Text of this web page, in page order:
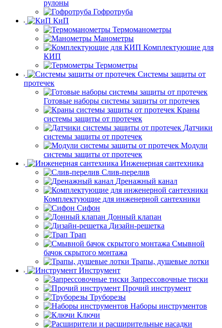
рулоны
Гофротруба
КиП
Термоманометры
Манометры
Комплектующие для
КИП
Термометры
Системы защиты от
протечек
Готовые наборы системы защиты от протечек
Краны
системы защиты от протечек
Датчики
системы защиты от протечек
Модули
системы защиты от протечек
Инженерная сантехника
Слив-перелив
Дренажный канал
Комплектующие для инженерной сантехники
Сифон
Донный клапан
Дизайн-решетка
Трап
Смывной
бачок скрытого монтажа
Трапы, душевые лотки
Инструмент
Запрессовочные тиски
Прочий инструмент
Труборезы
Наборы инструментов
Ключи